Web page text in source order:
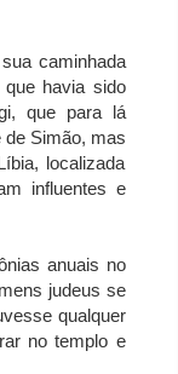
caminhada
havia sido
que para lá
de Simão, mas
localizada
influentes e
anuais no
judeus se
qualquer
no templo e